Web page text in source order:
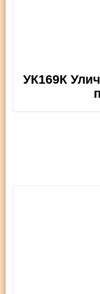
УК169К